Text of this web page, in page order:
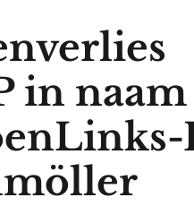
in naam